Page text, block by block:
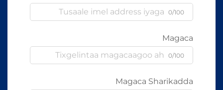
0/100
Magaca
0/100
Magaca Sharikadda